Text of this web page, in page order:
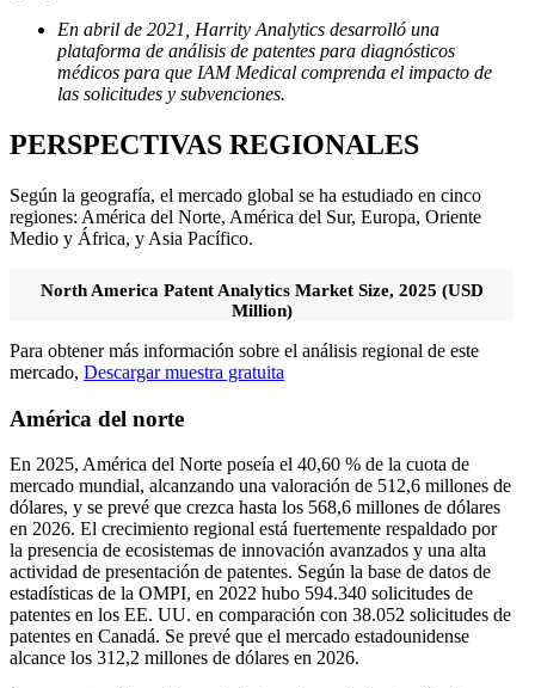
En abril de 2021, Harrity Analytics desarrolló una
plataforma de análisis de patentes para diagnósticos
médicos para que IAM Medical comprenda el impacto de
las solicitudes y subvenciones.
PERSPECTIVAS REGIONALES
Según la geografía, el mercado global se ha estudiado en cinco
regiones: América del Norte, América del Sur, Europa, Oriente
Medio y África, y Asia Pacífico.
North America Patent Analytics Market Size, 2025 (USD
Million)
Para obtener más información sobre el análisis regional de este
mercado, Descargar muestra gratuita
América del norte
En 2025, América del Norte poseía el 40,60 % de la cuota de
mercado mundial, alcanzando una valoración de 512,6 millones de
dólares, y se prevé que crezca hasta los 568,6 millones de dólares
en 2026. El crecimiento regional está fuertemente respaldado por
la presencia de ecosistemas de innovación avanzados y una alta
actividad de presentación de patentes. Según la base de datos de
estadísticas de la OMPI, en 2022 hubo 594.340 solicitudes de
patentes en los EE. UU. en comparación con 38.052 solicitudes de
patentes en Canadá. Se prevé que el mercado estadounidense
alcance los 312,2 millones de dólares en 2026.